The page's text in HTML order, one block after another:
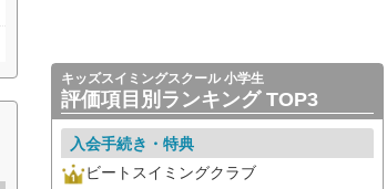
キッズスイミングスクール 小学生
評価項目別ランキング TOP3
入会手続き・特典
ビートスイミングクラブ